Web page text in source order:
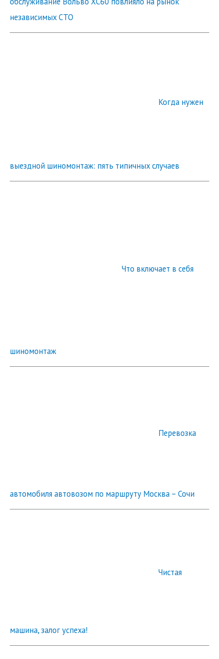
независимых СТО
Когда нужен
выездной шиномонтаж: пять типичных случаев
Что включает в себя
шиномонтаж
Перевозка
автомобиля автовозом по маршруту Москва – Сочи
Чистая
машина, залог успеха!